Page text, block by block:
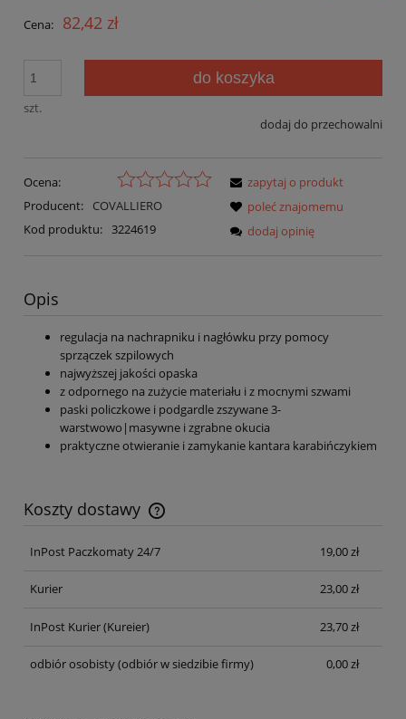
Cena: 82,42 zł
szt.
do koszyka
dodaj do przechowalni
Ocena:
Producent:
COVALLIERO
Kod produktu:
3224619
zapytaj o produkt
poleć znajomemu
dodaj opinię
Opis
regulacja na nachrapniku i nagłówku przy pomocy
sprzączek szpilowych
najwyższej jakości opaska
z odpornego na zużycie materiału i z mocnymi szwami
paski policzkowe i podgardle zszywane 3-
warstwowo|masywne i zgrabne okucia
praktyczne otwieranie i zamykanie kantara karabińczykiem
Koszty dostawy
Cena nie zawiera ewentualnych kosztów płatności
InPost Paczkomaty 24/7
19,00 zł
Kurier 23,00 zł
InPost Kurier(Kureier) 23,70 zł
odbiór osobisty(odbiór w siedzibie firmy) 0,00 zł